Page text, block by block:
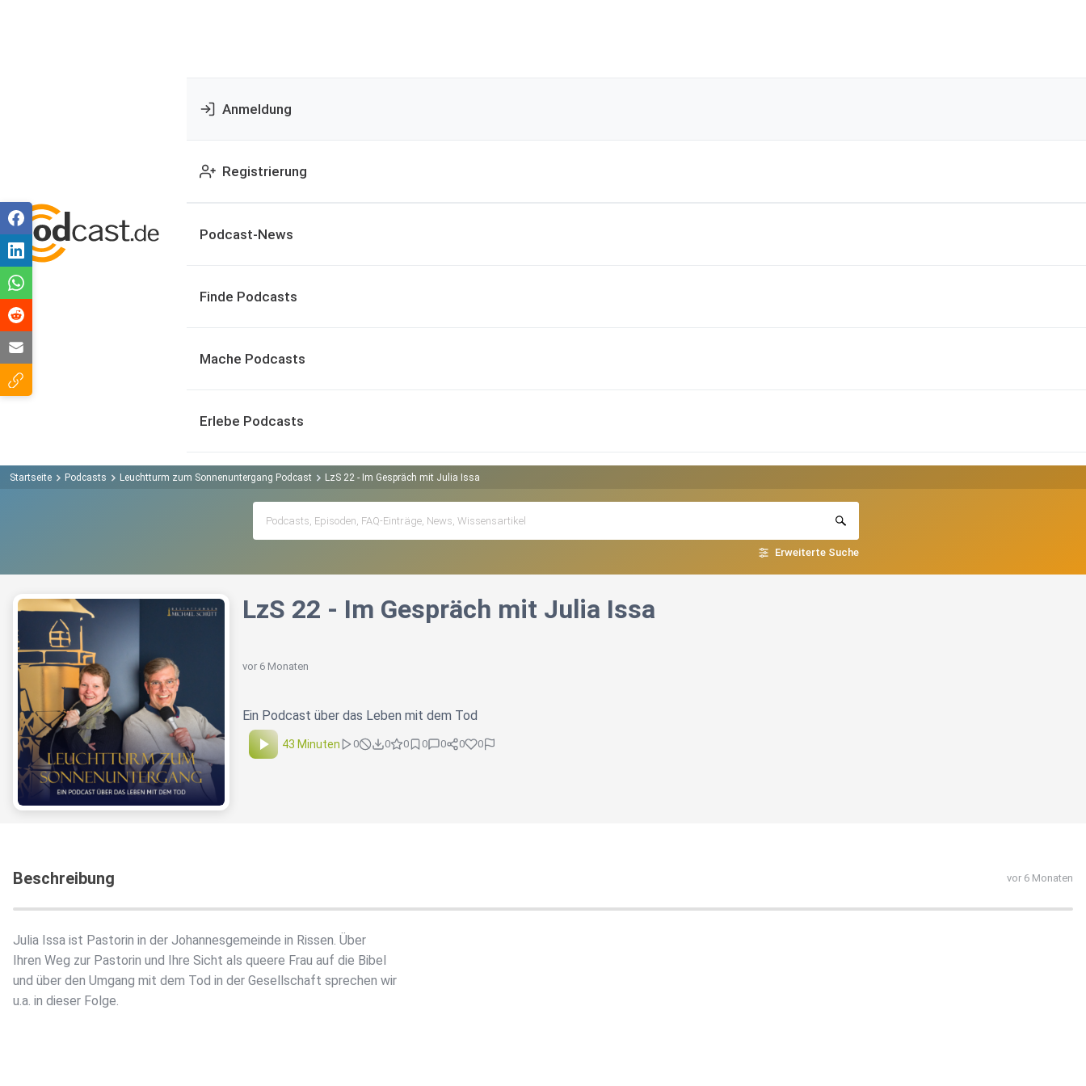
Anmeldung
Registrierung
Podcast-News
Finde Podcasts
Mache Podcasts
Erlebe Podcasts
Startseite Podcasts Leuchtturm zum Sonnenuntergang Podcast LzS 22 - Im Gespräch mit Julia Issa
Erweiterte Suche
LzS 22 - Im Gespräch mit Julia Issa
vor 6 Monaten
Ein Podcast über das Leben mit dem Tod
43 Minuten 0 0 0 0 0 0 0
Beschreibung vor 6 Monaten
Julia Issa ist Pastorin in der Johannesgemeinde in Rissen. Über
Ihren Weg zur Pastorin und Ihre Sicht als queere Frau auf die Bibel
und über den Umgang mit dem Tod in der Gesellschaft sprechen wir
u.a. in dieser Folge.